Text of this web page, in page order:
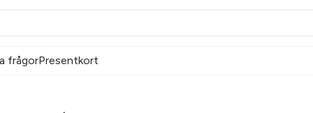
frågorPresentkort